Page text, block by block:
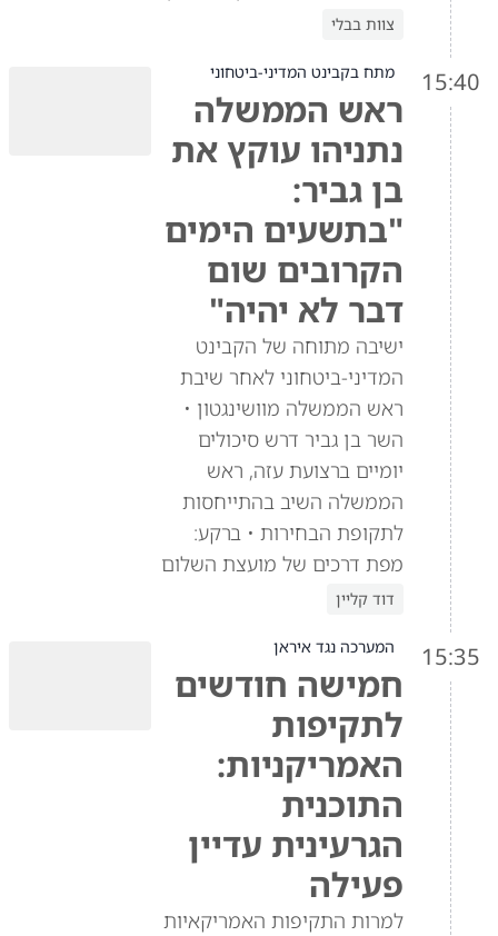
צוות בבלי
15:40 מתח בקבינט המדיני-ביטחוני
ראש הממשלה
נתניהו עוקץ את
בן גביר:
"בתשעים הימים
הקרובים שום
דבר לא יהיה"
ישיבה מתוחה של הקבינט
המדיני-ביטחוני לאחר שיבת
ראש הממשלה מוושינגטון •
השר בן גביר דרש סיכולים
יומיים ברצועת עזה, ראש
הממשלה השיב בהתייחסות
לתקופת הבחירות • ברקע:
מפת דרכים של מועצת השלום
דוד קליין
15:35 המערכה נגד איראן
חמישה חודשים
לתקיפות
האמריקניות:
התוכנית
הגרעינית עדיין
פעילה
למרות התקיפות האמריקאיות